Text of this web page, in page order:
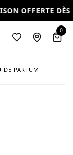
OFFERTE
0
PARFUM